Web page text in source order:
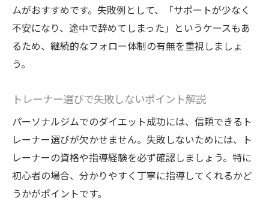
ムがおすすめです。失敗例として、「サポートが少なく
不安になり、途中で辞めてしまった」というケースもあ
るため、継続的なフォロー体制の有無を重視しましょ
う。
トレーナー選びで失敗しないポイント解説
パーソナルジムでのダイエット成功には、信頼できるト
レーナー選びが欠かせません。失敗しないためには、ト
レーナーの資格や指導経験を必ず確認しましょう。特に
初心者の場合、分かりやすく丁寧に指導してくれるかど
うかがポイントです。